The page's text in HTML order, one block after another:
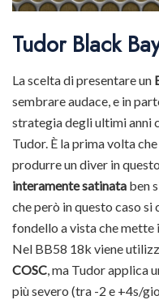
Tudor Black
La scelta di presentare un
sembrare audace, e in
strategia degli ultimi anni
Tudor. È la prima volta
produrre un diver in
interamente satinata ben
che però in questo caso si
fondello a vista che mette
Nel BB58 18k viene
COSC, ma Tudor applica
più severo (tra -2 e +4s/